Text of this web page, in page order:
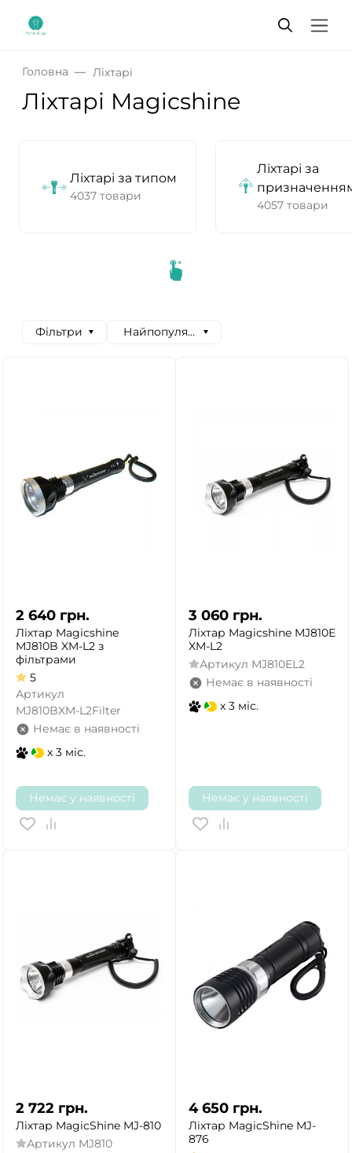
Головна Ліхтарі
Ліхтарі Magicshine
Ліхтарі за типом
4037 товари
Ліхтарі за
4057 товари
Фільтри Найпопулярніші спочатку
2 640 грн.
Ліхтар Magicshine
MJ810B XM-L2 з
фільтрами
5
Артикул
MJ810BXM-L2Filter
Немає в наявності
x 3 міс.
Немає у наявності
3 060 грн.
Ліхтар Magicshine MJ810E
XM-L2
Артикул MJ810EL2
Немає в наявності
x 3 міс.
Немає у наявності
2 722 грн.
Ліхтар MagicShine MJ-810
Артикул MJ810
4 650 грн.
Ліхтар MagicShine MJ-
876